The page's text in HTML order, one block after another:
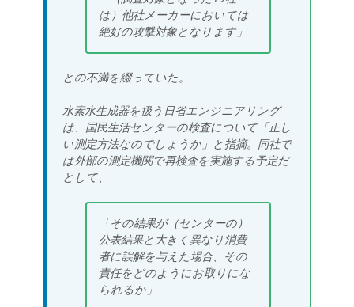
は）他社メーカーにおいては
絶好の攻撃対象となります」
との不満を綴っていた。
水素水生成器を扱う日省エンジニアリング
は、国民生活センターの検査について「正し
い測定方法なのでしょうか」と指摘。同社で
は外部の測定機関で再検査を実施する予定だ
として、
「その結果が（センターの）
公表結果と大きく異なり消費
者に誤解を与えた場合、その
責任をどのようにお取りにな
られるか」